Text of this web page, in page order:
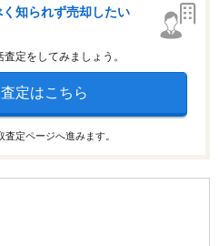
知られず売却したい
定をしてみましょう。
定はこちら
定ページへ進みます。